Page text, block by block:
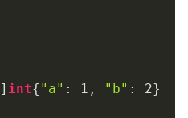
] int{ "a" : 1 , "b" : 2